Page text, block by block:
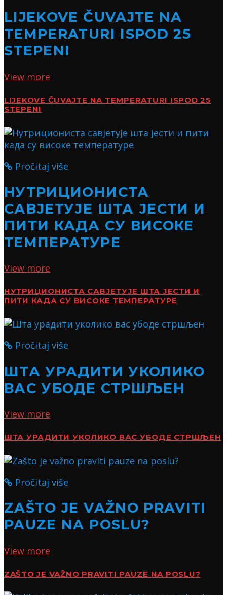
LIJEKOVE ČUVAJTE NA
TEMPERATURI ISPOD 25
STEPENI
View more
LIJEKOVE ČUVAJTE NA TEMPERATURI ISPOD 25
STEPENI
Pročitaj više
НУТРИЦИОНИСТА
САВЈЕТУЈЕ ШТА ЈЕСТИ И
ПИТИ КАДА СУ ВИСОКЕ
ТЕМПЕРАТУРЕ
View more
НУТРИЦИОНИСТА САВЈЕТУЈЕ ШТА ЈЕСТИ И
ПИТИ КАДА СУ ВИСОКЕ ТЕМПЕРАТУРЕ
Pročitaj više
ШТА УРАДИТИ УКОЛИКО
ВАС УБОДЕ СТРШЉЕН
View more
ШТА УРАДИТИ УКОЛИКО ВАС УБОДЕ СТРШЉЕН
Pročitaj više
ZAŠTO JE VAŽNO PRAVITI
PAUZE NA POSLU?
View more
ZAŠTO JE VAŽNO PRAVITI PAUZE NA POSLU?